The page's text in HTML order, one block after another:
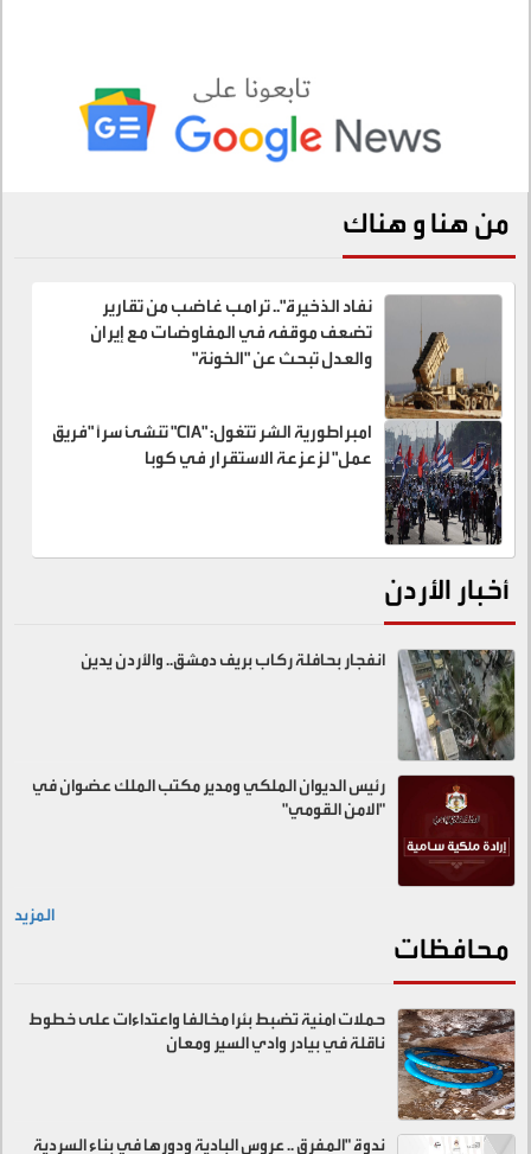
من هنا و هناك
نفاد الذخيرة".. ترامب غاضب من تقارير
تضعف موقفه في المفاوضات مع إيران
والعدل تبحث عن "الخونة"
امبراطورية الشر تتغول: "CIA" تنشئ سراً "فريق
عمل" لزعزعة الاستقرار في كوبا
أخبار الأردن
انفجار بحافلة ركاب بريف دمشق.. والأردن يدين
رئيس الديوان الملكي ومدير مكتب الملك عضوان في
"الامن القومي"
المزيد
محافظات
حملات امنية تضبط بئرا مخالفا واعتداءات على خطوط
ناقلة في بيادر وادي السير ومعان
ندوة "المفرق .. عروس البادية ودورها في بناء السردية